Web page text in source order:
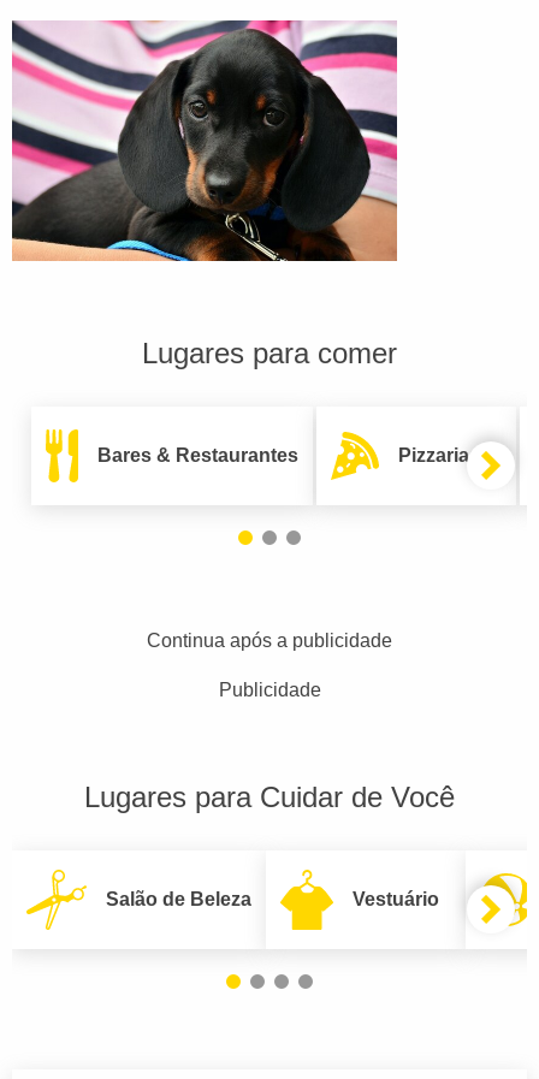
Lugares para comer
Bares & Restaurantes Pizzarias
Continua após a publicidade
Publicidade
Lugares para Cuidar de Você
Salão de Beleza Vestuário